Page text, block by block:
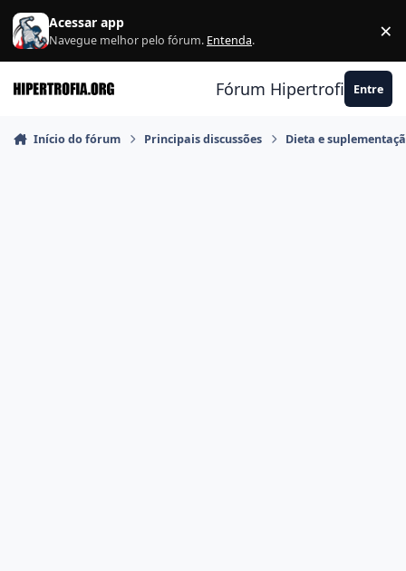
Ir para conteúdo
Acessar app
Navegue melhor pelo fórum. Entenda. ×
Fórum Hipertrofia.org
Entre
Início do fórum Principais discussões Dieta e